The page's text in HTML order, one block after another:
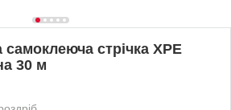
самоклеюча стрічка XPE
30 м